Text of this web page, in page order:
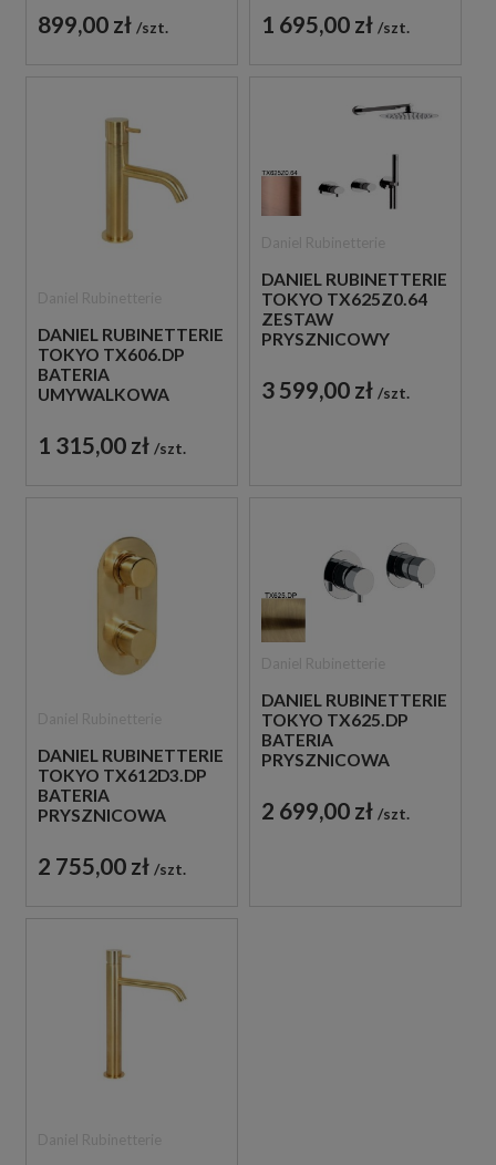
JEDNOUCHWYTOWA
ZŁOTO
899,00 zł szt.
JEDNOUCHWYTOWA
ZŁOTO
1 695,00 zł szt.
DANIEL RUBINETTERIE
TOKYO TX606.DP
BATERIA
UMYWALKOWA
JEDNOUCHWYTOWA
ZŁOTO
1 315,00 zł szt.
DANIEL RUBINETTERIE
TOKYO TX625Z0.64
ZESTAW
PRYSZNICOWY
3 599,00 zł szt.
DANIEL RUBINETTERIE
TOKYO TX612D3.DP
BATERIA
PRYSZNICOWA
DWUUCHWYTOWA
ZŁOTO
2 755,00 zł szt.
DANIEL RUBINETTERIE
TOKYO TX625.DP
BATERIA
PRYSZNICOWA
DWUUCHWYTOWA
ZŁOTO
2 699,00 zł szt.